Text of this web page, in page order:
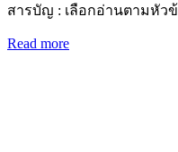
สารบัญ : เลือกอ่านตามหัว
Read more